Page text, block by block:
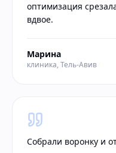
оптимизация
вдвое.
Марина
клиника, Тель-Авив
Собрали воронку и